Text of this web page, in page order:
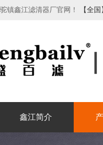
镇鑫江滤清器厂官网！ 【全
鑫江简介